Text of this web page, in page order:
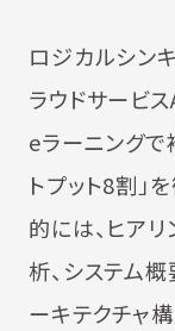
ロジカルシン
ラウドサービ
eラーニングで
トプット8割」
的には、ヒア
析、システム
ーキテクチャ